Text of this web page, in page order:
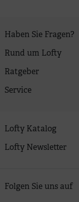
Haben Sie Fragen?
Rund um Lofty
Ratgeber
Service
Lofty Katalog
Lofty Newsletter
Folgen Sie uns auf